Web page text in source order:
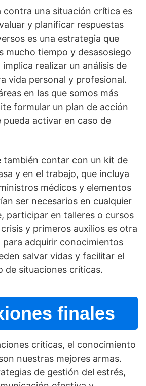
contra una situación crí­tica es
y planificar respuestas
es una estrategia que
mucho tiempo y desasosiego
realizar un análisis de
vida personal y profesional.
en las que somos más
formular un plan de acción
pueda activar en caso de
también contar con un kit de
y en el trabajo, que incluya
médicos y elementos
ser necesarios en cualquier
participar en talleres o cursos
y primeros auxilios es otra
adquirir conocimientos
salvar vidas y facilitar el
de situaciones crí­ticas.
finales
crí­ticas, el conocimiento
nuestras mejores armas.
de gestión del estrés,